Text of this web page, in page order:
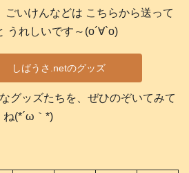
ごいけんなどは こちらから送って
うれしいです～(о´∀`о)
しばうさ.netのグッズ
グッズたちを、ぜひのぞいてみて
ね(*´ω｀*)